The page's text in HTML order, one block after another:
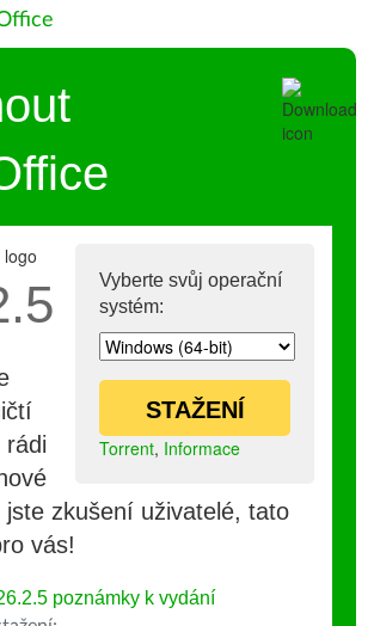
Vyberte svůj operační
systém:
STAŽENÍ
Torrent, Informace
rádi
jste zkušení uživatelé, tato
vás!
poznámky k vydání